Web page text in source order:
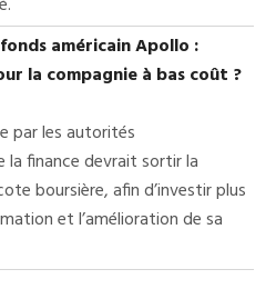
américain Apollo :
la compagnie à bas coût ?
par les autorités
la finance devrait sortir la
boursière, afin d’investir plus
et l’amélioration de sa